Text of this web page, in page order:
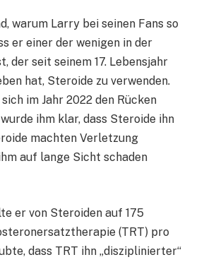
warum Larry bei seinen Fans so
er einer der wenigen in der
der seit seinem 17. Lebensjahr
hat, Steroide zu verwenden.
im Jahr 2022 den Rücken
ihm klar, dass Steroide ihn
machten Verletzung
auf lange Sicht schaden
er von Steroiden auf 175
(TRT) pro
dass TRT ihn „disziplinierter“